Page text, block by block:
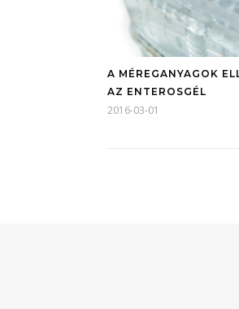
A MÉREGANYAGOK
AZ ENTEROSGÉL
2016-03-01